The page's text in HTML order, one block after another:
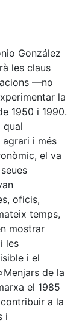
González
les claus
—no
la
1950 i 1990.
qual
agrari i més
el va
oficis,
temps,
mostrar
les
i el
de la
el 1985
a la
i